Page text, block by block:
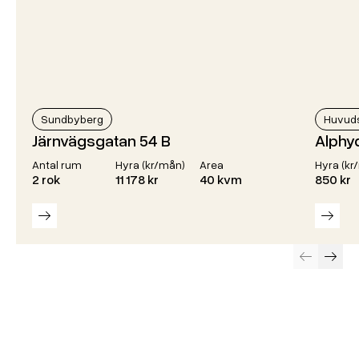
Sundbyberg
Järnvägsgatan 54 B
Antal rum
2 rok
Hyra (kr/mån)
11 178 kr
Area
40 kvm
Läs mer
Hyra
850 kr
Läs
Föregående